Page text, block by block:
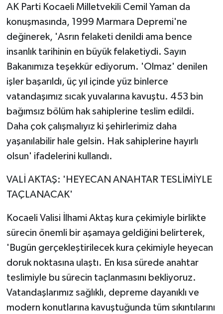
AK Parti Kocaeli Milletvekili Cemil Yaman da
konuşmasında, 1999 Marmara Depremi'ne
değinerek, 'Asrın felaketi denildi ama bence
insanlık tarihinin en büyük felaketiydi. Sayın
Bakanımıza teşekkür ediyorum. 'Olmaz' denilen
işler başarıldı, üç yıl içinde yüz binlerce
vatandaşımız sıcak yuvalarına kavuştu. 453 bin
bağımsız bölüm hak sahiplerine teslim edildi.
Daha çok çalışmalıyız ki şehirlerimiz daha
yaşanılabilir hale gelsin. Hak sahiplerine hayırlı
olsun' ifadelerini kullandı.
VALİ AKTAŞ: 'HEYECAN ANAHTAR TESLİMİYLE
TAÇLANACAK'
Kocaeli Valisi İlhami Aktaş kura çekimiyle birlikte
sürecin önemli bir aşamaya geldiğini belirterek,
'Bugün gerçekleştirilecek kura çekimiyle heyecan
doruk noktasına ulaştı. En kısa sürede anahtar
teslimiyle bu sürecin taçlanmasını bekliyoruz.
Vatandaşlarımız sağlıklı, depreme dayanıklı ve
modern konutlarına kavuştuğunda tüm sıkıntılarını